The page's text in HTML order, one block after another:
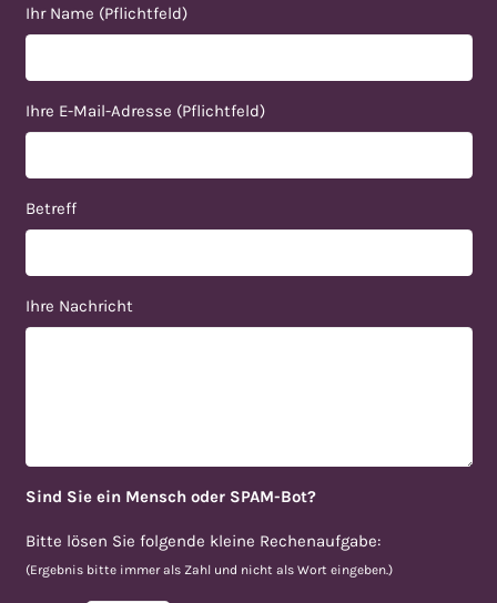
Ihr Name (Pflichtfeld)
Ihre E-Mail-Adresse (Pflichtfeld)
Betreff
Ihre Nachricht
Sind Sie ein Mensch oder SPAM-Bot?
Bitte lösen Sie folgende kleine Rechenaufgabe:
(Ergebnis bitte immer als Zahl und nicht als Wort eingeben.)